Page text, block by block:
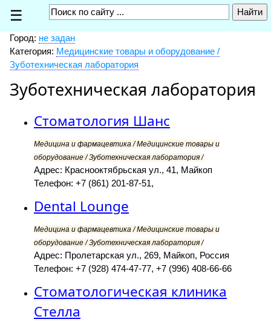
☰
Город: не задан
Категория: Медицинские товары и оборудование /
Зуботехническая лаборатория
Зуботехническая лаборатория
Стоматология Шанс
Медицина и фармацевтика / Медицинские товары и
оборудование / Зуботехническая лаборатория /
Адрес: Краснооктябрьская ул., 41, Майкоп
Телефон: +7 (861) 201-87-51,
Dental Lounge
Медицина и фармацевтика / Медицинские товары и
оборудование / Зуботехническая лаборатория /
Адрес: Пролетарская ул., 269, Майкоп, Россия
Телефон: +7 (928) 474-47-77, +7 (996) 408-66-66
Стоматологическая клиника
Стелла